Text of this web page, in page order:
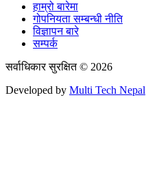
हाम्रो बारेमा
गोपनियता सम्बन्धी नीति
विज्ञापन बारे
सम्पर्क
सर्वाधिकार सुरक्षित © 2026
Developed by Multi Tech Nepal